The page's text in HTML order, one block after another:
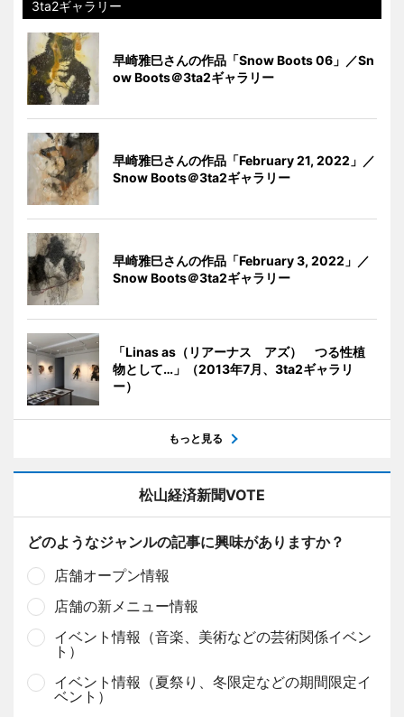
3ta2ギャラリー
早崎雅巳さんの作品「Snow Boots 06」／Sn
ow Boots＠3ta2ギャラリー
早崎雅巳さんの作品「February 21, 2022」／
Snow Boots＠3ta2ギャラリー
早崎雅巳さんの作品「February 3, 2022」／
Snow Boots＠3ta2ギャラリー
「Linas as（リアーナス アズ） つる性植
物として…」（2013年7月、3ta2ギャラリ
ー）
もっと見る
松山経済新聞VOTE
どのようなジャンルの記事に興味がありますか？
店舗オープン情報
店舗の新メニュー情報
イベント情報（音楽、美術などの芸術関係イベン
ト）
イベント情報（夏祭り、冬限定などの期間限定イ
ベント）